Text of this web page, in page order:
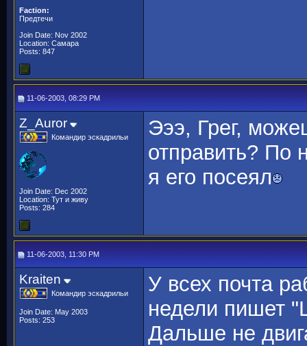
Faction:
Предтечи
Join Date: Nov 2002
Location: Самара
Posts: 847
11-06-2003, 08:29 PM
Z_Auror
Командир эскадрильи
Join Date: Dec 2002
Location: Тут и живу
Posts: 284
Эээ, Грег,
отправить? По
я его посеял
11-06-2003, 11:30 PM
Kraiten
Командир эскадрильи
Join Date: May 2003
Posts: 253
У всех почта
недели пишет
Дальше не